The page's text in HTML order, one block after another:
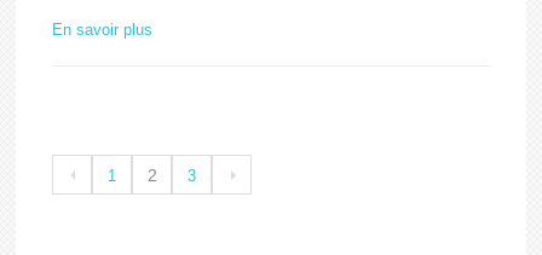
En savoir plus
1 2 3